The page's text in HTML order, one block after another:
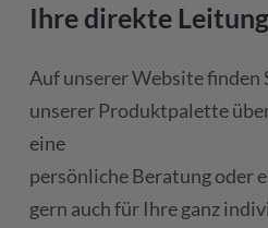
Ihre direkte
Auf unserer Website finden
unserer Produktpalette
eine
persönliche Beratung oder
gern auch für Ihre ganz